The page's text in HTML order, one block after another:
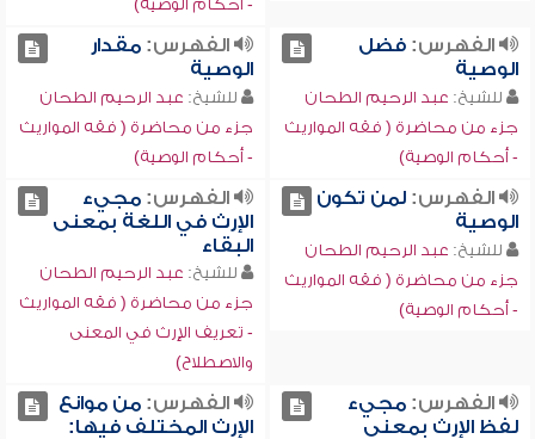
- أحكام الوصية)
الفهرس:فضل
الوصية
للشيخ: عبد الرحيم الطحان
جزء من محاضرة ( فقه المواريث
- أحكام الوصية)
الفهرس:مقدار
الوصية
للشيخ: عبد الرحيم الطحان
جزء من محاضرة ( فقه المواريث
- أحكام الوصية)
الفهرس:لمن تكون
الوصية
للشيخ: عبد الرحيم الطحان
جزء من محاضرة ( فقه المواريث
- أحكام الوصية)
الفهرس:مجيء
الإرث في اللغة بمعنى
البقاء
للشيخ: عبد الرحيم الطحان
جزء من محاضرة ( فقه المواريث
- تعريف الإرث في المعنى
والاصطلاح)
الفهرس:مجيء
لفظ الإرث بمعنى
الفهرس:من موانع
الإرث المختلف فيها: